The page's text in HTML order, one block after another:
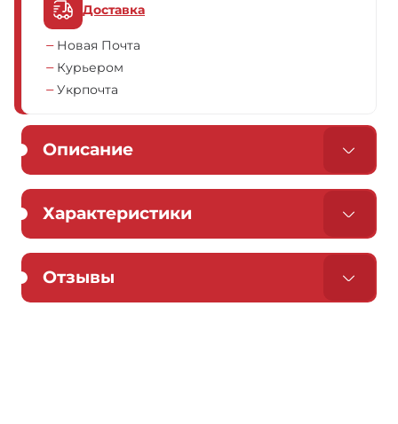
Доставка
Новая Почта
Курьером
Укрпочта
Описание
Характеристики
Отзывы